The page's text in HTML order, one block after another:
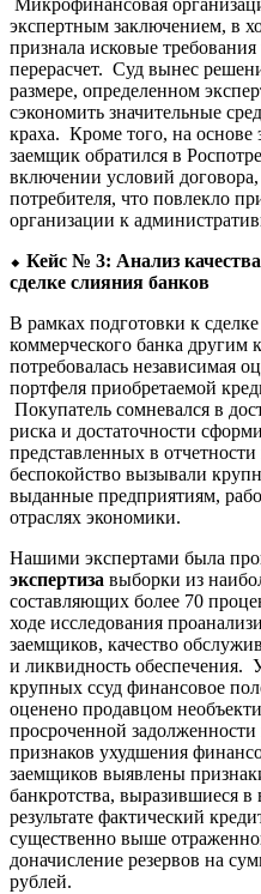
Микрофинансовая
экспертным заключением, в
признала исковые требования
перерасчет. Суд вынес
размере, определенном
сэкономить значительные
краха. Кроме того, на основе
заемщик обратился в
включении условий
потребителя, что повлекло
организации к
⬥ Кейс № 3: Анализ
сделке слияния банков
В рамках подготовки к
коммерческого банка
потребовалась независимая
портфеля приобретаемой
Покупатель сомневался в
риска и достаточности
представленных в
беспокойство вызывали
выданные предприятиям,
отраслях экономики.
Нашими экспертами была
экспертиза выборки из
составляющих более 70
ходе исследования
заемщиков, качество
и ликвидность обеспечения.
крупных ссуд финансовое
оценено продавцом
просроченной
признаков ухудшения
заемщиков выявлены
банкротства, выразившиеся
результате фактический
существенно выше
доначисление резервов на
рублей.